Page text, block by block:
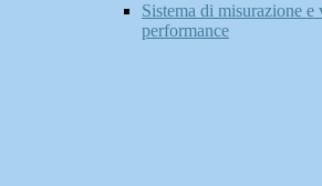
Sistema di misurazione e
performance